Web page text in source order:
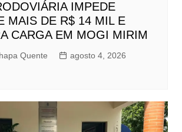
IMPEDE
MAIS DE R$ 14 MIL E
CARGA EM MOGI MIRIM
Quente
agosto 4, 2026